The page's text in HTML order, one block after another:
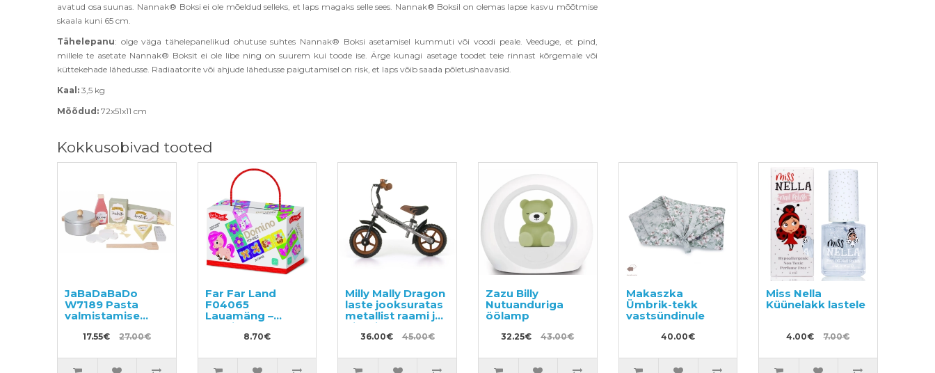
avatud osa suunas. Nannak® Boksi ei ole mõeldud selleks, et laps magaks selle sees. Nannak® Boksil on olemas lapse kasvu mõõtmise
skaala kuni 65 cm.
Tähelepanu: olge väga tähelepanelikud ohutuse suhtes Nannak® Boksi asetamisel kummuti või voodi peale. Veeduge, et pind,
millele te asetate Nannak® Boksit ei ole libe ning on suurem kui toode ise. Ärge kunagi asetage toodet teie rinnast kõrgemale või
küttekehade lähedusse. Radiaatorite või ahjude lähedusse paigutamisel on risk, et laps võib saada põletushaavasid.
Kaal: 3,5 kg
Mõõdud: 72x51x11 cm
Kokkusobivad tooted
JaBaDaBaDo
W7189 Pasta
valmistamise
17.55€ 27.00€
Far Far Land
F04065
Lauamäng –
domino
8.70€
Milly Mally Dragon
laste jooksuratas
metallist raami ja
piduriga
36.00€ 45.00€
Zazu Billy
Nutuanduriga
öölamp
32.25€ 43.00€
Makaszka
Ümbrik-tekk
vastsündinule
40.00€
Miss Nella
Küünelakk lastele
4.00€ 7.00€